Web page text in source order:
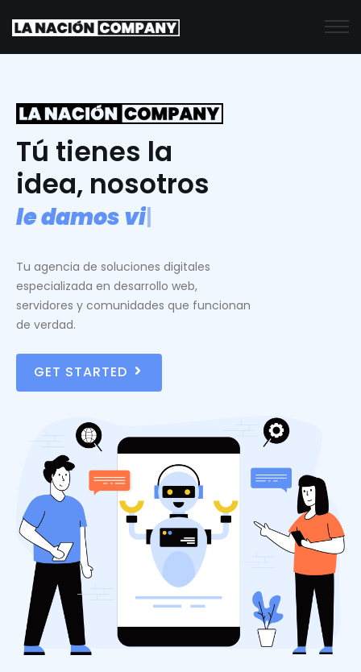
Tú tienes la
idea, nosotros
ledamosvid
Tu agencia de soluciones digitales
especializada en desarrollo web,
servidores y comunidades que funcionan
de verdad.
GET STARTED